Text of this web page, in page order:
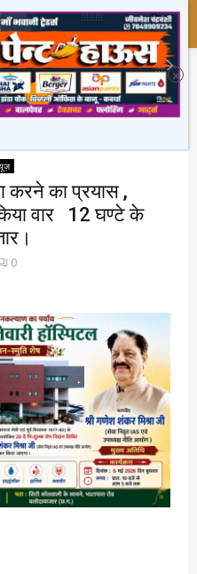
, हथौड़ी से सिर कनपटी में किया वार
करने का प्रयास ,
वार 12 घण्टे के
0